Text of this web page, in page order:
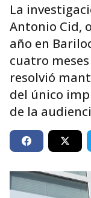
La
Antonio Cid,
año en
cuatro
resolvió
del único
de la